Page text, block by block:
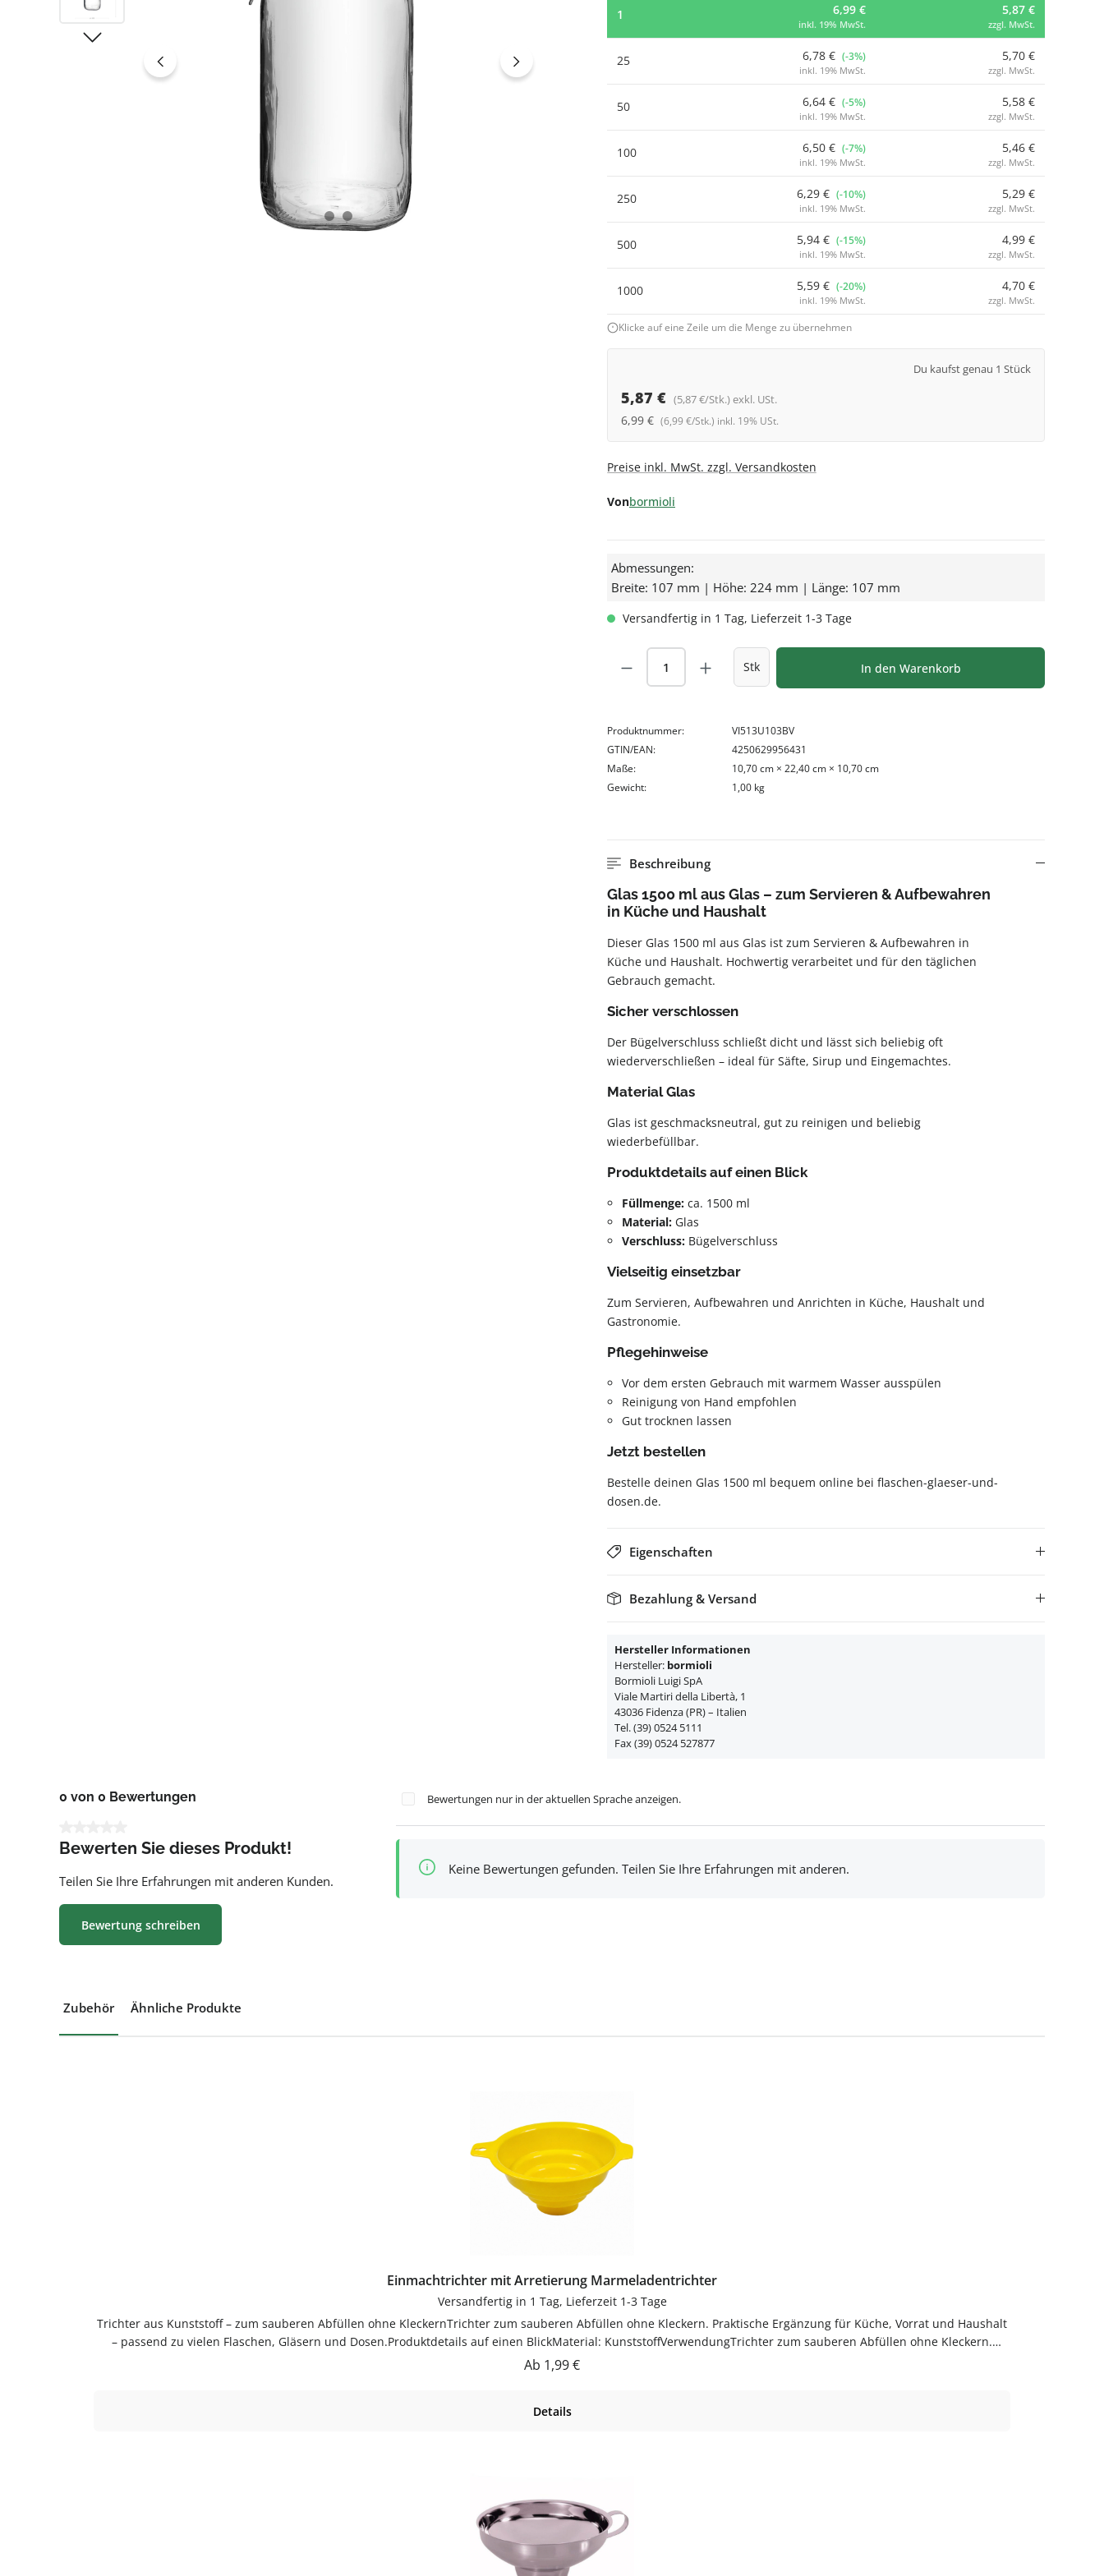
1 6,99 €
inkl. 19% MwSt.
5,87 €
zzgl. MwSt.
25 6,78 € (-3%)
inkl. 19% MwSt.
5,70 €
zzgl. MwSt.
50 6,64 € (-5%)
inkl. 19% MwSt.
5,58 €
zzgl. MwSt.
100 6,50 € (-7%)
inkl. 19% MwSt.
5,46 €
zzgl. MwSt.
250 6,29 € (-10%)
inkl. 19% MwSt.
5,29 €
zzgl. MwSt.
500 5,94 € (-15%)
inkl. 19% MwSt.
4,99 €
zzgl. MwSt.
1000 5,59 € (-20%)
inkl. 19% MwSt.
4,70 €
zzgl. MwSt.
Klicke auf eine Zeile um die Menge zu übernehmen
Du kaufst genau 1 Stück
5,87 € (5,87 €/Stk.) exkl. USt.
6,99 € (6,99 €/Stk.) inkl. 19% USt.
Preise inkl. MwSt. zzgl. Versandkosten
Vonbormioli
Abmessungen:
Breite: 107 mm | Höhe: 224 mm | Länge: 107 mm
Versandfertig in 1 Tag, Lieferzeit 1-3 Tage
Produkt Anzahl: Gib den gewünschten Wert ein
Stk In den Warenkorb
Produktnummer:
VI513U103BV
GTIN/EAN:
4250629956431
Maße:
10,70 cm × 22,40 cm × 10,70 cm
Gewicht:
1,00 kg
Beschreibung
Glas 1500 ml aus Glas – zum Servieren & Aufbewahren
in Küche und Haushalt
Dieser Glas 1500 ml aus Glas ist zum Servieren & Aufbewahren in
Küche und Haushalt. Hochwertig verarbeitet und für den täglichen
Gebrauch gemacht.
Sicher verschlossen
Der Bügelverschluss schließt dicht und lässt sich beliebig oft
wiederverschließen – ideal für Säfte, Sirup und Eingemachtes.
Material Glas
Glas ist geschmacksneutral, gut zu reinigen und beliebig
wiederbefüllbar.
Produktdetails auf einen Blick
Füllmenge: ca. 1500 ml
Material: Glas
Verschluss: Bügelverschluss
Vielseitig einsetzbar
Zum Servieren, Aufbewahren und Anrichten in Küche, Haushalt und
Gastronomie.
Pflegehinweise
Vor dem ersten Gebrauch mit warmem Wasser ausspülen
Reinigung von Hand empfohlen
Gut trocknen lassen
Jetzt bestellen
Bestelle deinen Glas 1500 ml bequem online bei flaschen-glaeser-und-
dosen.de.
Eigenschaften
Bezahlung & Versand
Hersteller Informationen
Hersteller: bormioli
Bormioli Luigi SpA
Viale Martiri della Libertà, 1
43036 Fidenza (PR) – Italien
Tel. (39) 0524 5111
Fax (39) 0524 527877
0 von 0 Bewertungen
Bewerten Sie dieses Produkt!
Teilen Sie Ihre Erfahrungen mit anderen Kunden.
Bewertung schreiben
Bewertungen nur in der aktuellen Sprache anzeigen.
Keine Bewertungen gefunden. Teilen Sie Ihre Erfahrungen mit anderen.
Zubehör Ähnliche Produkte
Einmachtrichter mit Arretierung Marmeladentrichter
Versandfertig in 1 Tag, Lieferzeit 1-3 Tage
Trichter aus Kunststoff – zum sauberen Abfüllen ohne KleckernTrichter zum sauberen Abfüllen ohne Kleckern. Praktische Ergänzung für Küche, Vorrat und Haushalt
– passend zu vielen Flaschen, Gläsern und Dosen.Produktdetails auf einen BlickMaterial: KunststoffVerwendungTrichter zum sauberen Abfüllen ohne Kleckern.
Einfach in der Anwendung und langlebig im Gebrauch.PflegehinweiseNach Gebrauch reinigenGut trocknen lassenJetzt bestellenBestelle Trichter bequem online bei
Regulärer Preis:
Ab 1,99 €
Details